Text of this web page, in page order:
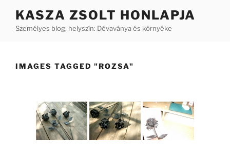
KASZA ZSOLT HONLAPJA
Személyes blog, helyszín: Dévaványa és környéke
IMAGES TAGGED "ROZSA"